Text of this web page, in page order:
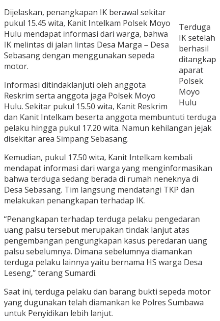
Terduga
IK setelah
berhasil
ditangkap
aparat
Polsek
Moyo
Hulu
Dijelaskan, penangkapan IK berawal sekitar
pukul 15.45 wita, Kanit Intelkam Polsek Moyo
Hulu mendapat informasi dari warga, bahwa
IK melintas di jalan lintas Desa Marga – Desa
Sebasang dengan menggunakan sepeda
motor.
Informasi ditindaklanjuti oleh anggota
Reskrim serta anggota jaga Polsek Moyo
Hulu. Sekitar pukul 15.50 wita, Kanit Reskrim
dan Kanit Intelkam beserta anggota membuntuti terduga
pelaku hingga pukul 17.20 wita. Namun kehilangan jejak
disekitar area Simpang Sebasang.
Kemudian, pukul 17.50 wita, Kanit Intelkam kembali
mendapat informasi dari warga yang menginformasikan
bahwa terduga sedang berada di rumah neneknya di
Desa Sebasang. Tim langsung mendatangi TKP dan
melakukan penangkapan terhadap IK.
“Penangkapan terhadap terduga pelaku pengedaran
uang palsu tersebut merupakan tindak lanjut atas
pengembangan pengungkapan kasus peredaran uang
palsu sebelumnya. Dimana sebelumnya diamankan
terduga pelaku lainnya yaitu bernama HS warga Desa
Leseng,” terang Sumardi.
Saat ini, terduga pelaku dan barang bukti sepeda motor
yang dugunakan telah diamankan ke Polres Sumbawa
untuk Penyidikan lebih lanjut.